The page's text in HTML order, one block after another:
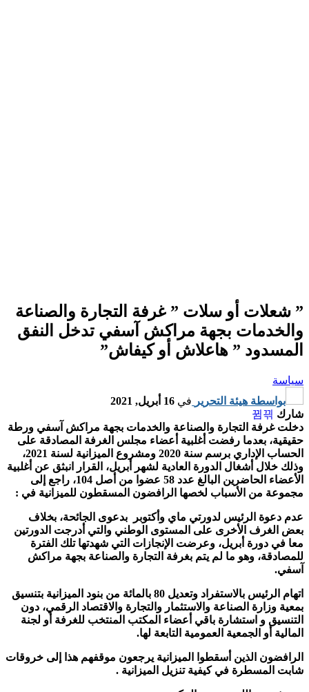
” شعلات أو سلات ” غرفة التجارة والصناعة
والخدمات بجهة مراكش آسفي تدخل النفق
المسدود ” هاعلاش أو كيفاش”
سياسة
بواسطة هيئة التحرير في 16 أبريل, 2021
شارك
دخلت غرفة التجارة والصناعة والخدمات بجهة مراكش آسفي ورطة
حقيقية، بعدما رفضت أغلبية أعضاء مجلس الغرفة المصادقة على
الحساب الإداري برسم سنة 2020 ومشروع الميزانية لسنة 2021،
وذلك خلال أشغال الدورة العادية لشهر أبريل، القرار انبثق عن أغلبية
الأعضاء الحاضرين البالغ عدد 58 عضوا من أصل 104، راجع إلى
مجموعة من الأسباب لخصها الرافضون المسقطون للميزانية في :
عدم دعوة الرئيس لدورتي ماي وأكتوبر بدعوى الجائحة، بخلاف
بعض الغرف الأخرى على المستوى الوطني والتي أدرجت الدورتين
معا في دورة أبريل، وعرضت الإنجازات التي شهدتها تلك الفترة
للمصادقة، وهو ما لم يتم بغرفة التجارة والصناعة بجهة مراكش
آسفي.
اتهام الرئيس بالاستفراد وتعديل 80 بالمائة من بنود الميزانية بتنسيق
بمعية وزارة الصناعة والاستثمار والتجارة والاقتصاد الرقمي، دون
التنسيق و استشارة باقي أعضاء المكتب المنتخب للغرفة أو لجنة
المالية أو الجمعية العمومية التابعة لها.
الرافضون الذين أسقطوا الميزانية يرجعون موقفهم هذا إلى خروقات
شابت المسطرة في كيفية تنزيل الميزانية .